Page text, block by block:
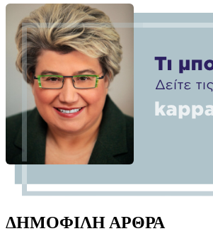
ΔΗΜΟΦΙΛΗ ΑΡΘΡΑ